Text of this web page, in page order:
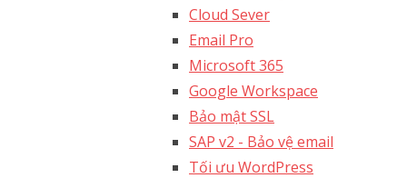
Cloud Sever
Email Pro
Microsoft 365
Google Workspace
Bảo mật SSL
SAP v2 - Bảo vệ email​
Tối ưu WordPress